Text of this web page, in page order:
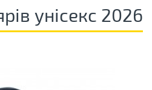
унісекс 2026